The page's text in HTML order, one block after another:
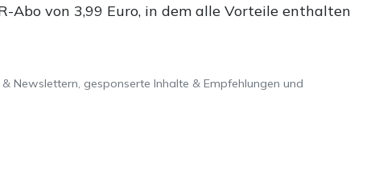
Abo von 3,99 Euro, in dem alle Vorteile enthalten
Newslettern, gesponserte Inhalte & Empfehlungen und